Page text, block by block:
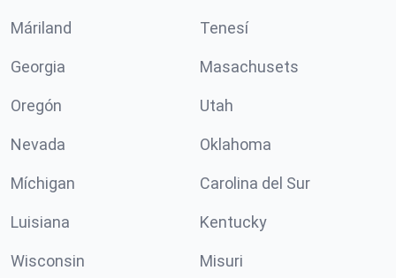
Máriland Tenesí
Georgia Masachusets
Oregón Utah
Nevada Oklahoma
Míchigan Carolina del Sur
Luisiana Kentucky
Wisconsin Misuri